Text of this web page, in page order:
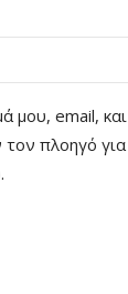
μου, email,
πλοηγό